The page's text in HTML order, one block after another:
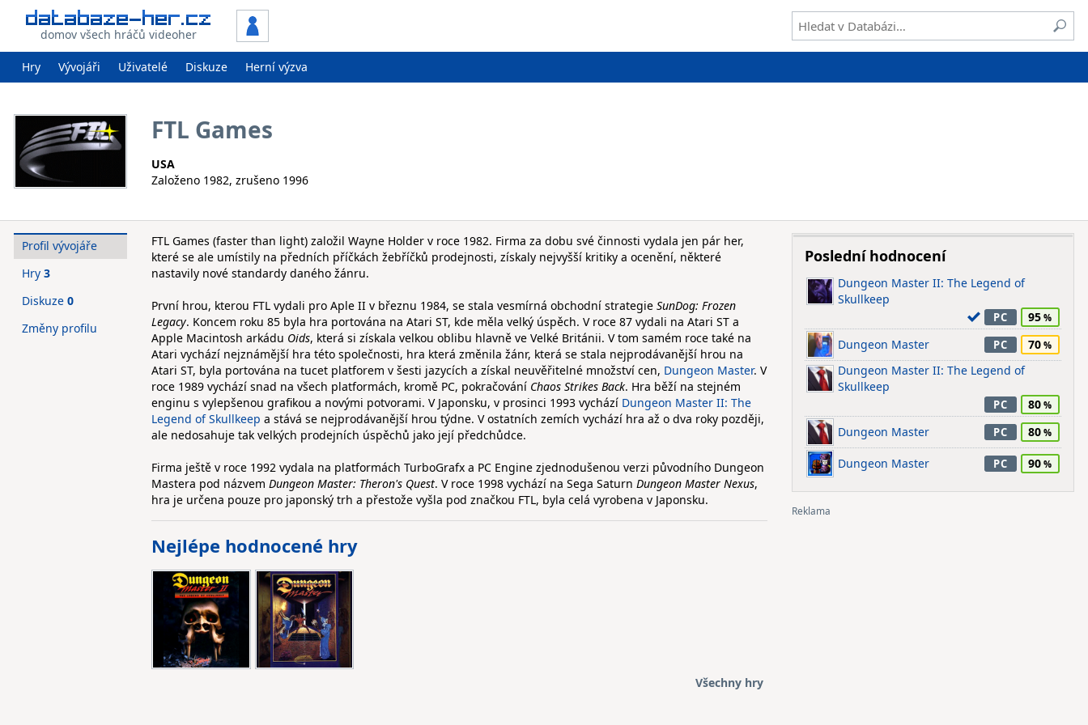
domov všech hráčů videoher
Hry Vývojáři Uživatelé Diskuze Herní výzva
FTL Games
USA
Založeno 1982, zrušeno 1996
FTL Games (faster than light) založil Wayne Holder v roce 1982. Firma za dobu své činnosti vydala jen pár her,
které se ale umístily na předních příčkách žebříčků prodejnosti, získaly nejvyšší kritiky a ocenění, některé
nastavily nové standardy daného žánru.
První hrou, kterou FTL vydali pro Aple II v březnu 1984, se stala vesmírná obchodní strategie SunDog: Frozen
Legacy. Koncem roku 85 byla hra portována na Atari ST, kde měla velký úspěch. V roce 87 vydali na Atari ST a
Apple Macintosh arkádu Oids, která si získala velkou oblibu hlavně ve Velké Británii. V tom samém roce také na
Atari vychází nejznámější hra této společnosti, hra která změnila žánr, která se stala nejprodávanější hrou na
Atari ST, byla portována na tucet platforem v šesti jazycích a získal neuvěřitelné množství cen, Dungeon Master. V
roce 1989 vychází snad na všech platformách, kromě PC, pokračování Chaos Strikes Back. Hra běží na stejném
enginu s vylepšenou grafikou a novými potvorami. V Japonsku, v prosinci 1993 vychází Dungeon Master II: The
Legend of Skullkeep a stává se nejprodávanější hrou týdne. V ostatních zemích vychází hra až o dva roky později,
ale nedosahuje tak velkých prodejních úspěchů jako její předchůdce.
Firma ještě v roce 1992 vydala na platformách TurboGrafx a PC Engine zjednodušenou verzi původního Dungeon
Mastera pod názvem Dungeon Master: Theron's Quest. V roce 1998 vychází na Sega Saturn Dungeon Master Nexus,
hra je určena pouze pro japonský trh a přestože vyšla pod značkou FTL, byla celá vyrobena v Japonsku.
Nejlépe hodnocené hry
Všechny hry
Profil vývojáře
Hry 3
Diskuze 0
Změny profilu
Poslední hodnocení
Dungeon Master II: The Legend of
Skullkeep
PC
95
Dungeon Master
PC
70
Dungeon Master II: The Legend of
Skullkeep
PC
80
Dungeon Master
PC 80
Dungeon Master PC 90